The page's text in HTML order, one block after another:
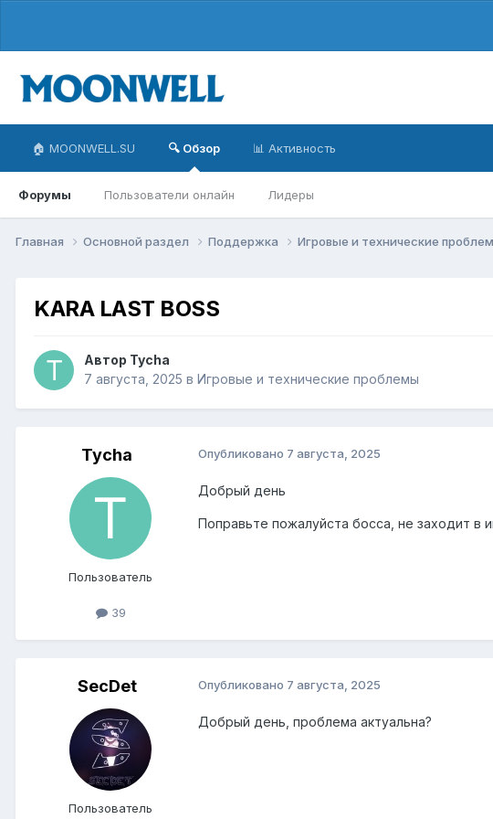
🏠 MOONWELL.SU 🔍 Обзор
Форумы Пользователи онлайн Лидеры
📊 Активность
Главная Основной раздел Поддержка Игровые и технические
KARA LAST BOSS
Автор Tycha
7 августа, 2025 в Игровые и технические проблемы
Tycha
Пользователь
39
Опубликовано 7 августа, 2025
Добрый день
Поправьте пожалуйста босса, не заходит в
SecDet
Пользователь
Опубликовано 7 августа, 2025
Добрый день, проблема актуальна?